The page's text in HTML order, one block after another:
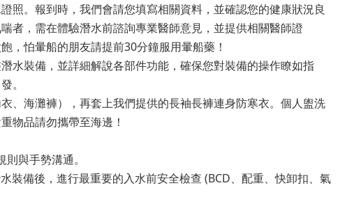
照。報到時，我們會請您填寫相關資料，並確認您的健康狀況良
者，需在體驗潛水前諮詢專業醫師意見，並提供相關醫師證
，怕暈船的朋友請提前30分鐘服用暈船藥！
水裝備，並詳細解說各部件功能，確保您對裝備的操作瞭如指
。
、海灘褲），再套上我們提供的長袖長褲連身防寒衣。個人盥洗
物品請勿攜帶至海邊！
則與手勢溝通。
水裝備後，進行最重要的入水前安全檢查 (BCD、配重、快卸扣、氣